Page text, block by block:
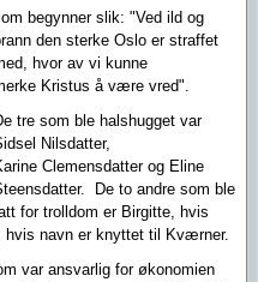
begynner slik: "Ved ild og
den sterke Oslo er straffet
hvor av vi kunne
Kristus å være vred".
tre som ble halshugget var
Nilsdatter,
Clemensdatter og Eline
De to andre som ble
for trolldom er Birgitte, hvis
hvis navn er knyttet til Kværner.
var ansvarlig for økonomien